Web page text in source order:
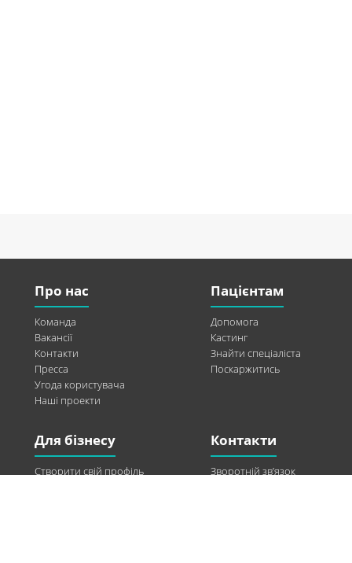
Про нас
Команда
Вакансії
Контакти
Пресса
Угода користувача
Наші проекти
Пацієнтам
Допомога
Кастинг
Знайти спеціаліста
Поскаржитись
Для бізнесу
Створити свій профіль
Контакти
Зворотній зв’язок